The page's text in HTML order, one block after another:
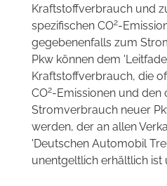
Kraftstoffverbrauch und
spezifischen CO2-
gegebenenfalls zum
Pkw können dem
Kraftstoffverbrauch, die
CO2-Emissionen und den
Stromverbrauch neuer
werden, der an allen
'Deutschen Automobil
unentgeltlich erhältlich ist